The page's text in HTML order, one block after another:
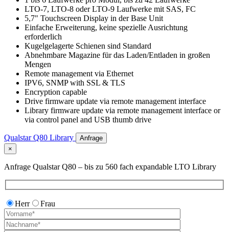
LTO-7, LTO-8 oder LTO-9 Laufwerke mit SAS, FC
5,7" Touchscreen Display in der Base Unit
Einfache Erweiterung, keine spezielle Ausrichtung
erforderlich
Kugelgelagerte Schienen sind Standard
Abnehmbare Magazine für das Laden/Entladen in großen
Mengen
Remote management via Ethernet
IPV6, SNMP with SSL & TLS
Encryption capable
Drive firmware update via remote management interface
Library firmware update via remote management interface or
via control panel and USB thumb drive
Qualstar Q80 Library
Anfrage
×
Anfrage Qualstar Q80 – bis zu 560 fach expandable LTO Library
Herr Frau